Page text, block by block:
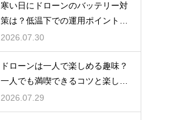
寒い日にドローンのバッテリー対
策は？低温下での運用ポイントと
注意点
2026.07.30
ドローンは一人で楽しめる趣味？
一人でも満喫できるコツと楽しみ
方
2026.07.29